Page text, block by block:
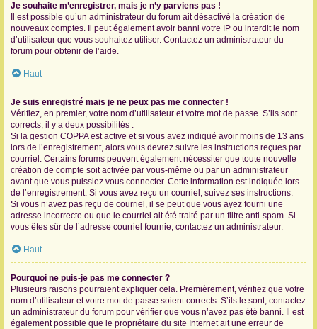
Je souhaite m’enregistrer, mais je n’y parviens pas !
Il est possible qu’un administrateur du forum ait désactivé la création de
nouveaux comptes. Il peut également avoir banni votre IP ou interdit le nom
d’utilisateur que vous souhaitez utiliser. Contactez un administrateur du
forum pour obtenir de l’aide.
Haut
Je suis enregistré mais je ne peux pas me connecter !
Vérifiez, en premier, votre nom d’utilisateur et votre mot de passe. S’ils sont
corrects, il y a deux possibilités :
Si la gestion COPPA est active et si vous avez indiqué avoir moins de 13 ans
lors de l’enregistrement, alors vous devrez suivre les instructions reçues par
courriel. Certains forums peuvent également nécessiter que toute nouvelle
création de compte soit activée par vous-même ou par un administrateur
avant que vous puissiez vous connecter. Cette information est indiquée lors
de l’enregistrement. Si vous avez reçu un courriel, suivez ses instructions.
Si vous n’avez pas reçu de courriel, il se peut que vous ayez fourni une
adresse incorrecte ou que le courriel ait été traité par un filtre anti-spam. Si
vous êtes sûr de l’adresse courriel fournie, contactez un administrateur.
Haut
Pourquoi ne puis-je pas me connecter ?
Plusieurs raisons pourraient expliquer cela. Premièrement, vérifiez que votre
nom d’utilisateur et votre mot de passe soient corrects. S’ils le sont, contactez
un administrateur du forum pour vérifier que vous n’avez pas été banni. Il est
également possible que le propriétaire du site Internet ait une erreur de